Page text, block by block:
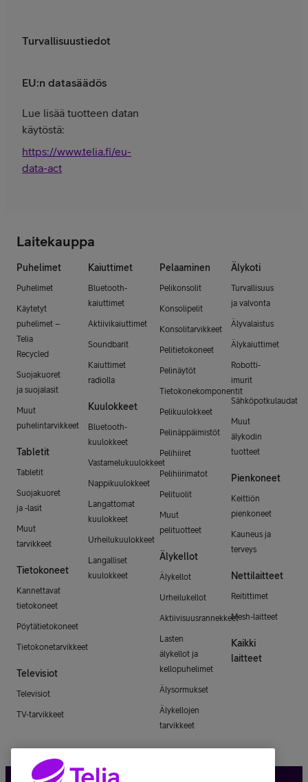
Turvallisuustiedot
EU:n datasäädös
Lue lisää tuotteen datan
käytöstä:
https://www.telia.fi/eu-
data-act
Laitekauppa
Puhelimet
Puhelimet
Käytetyt
puhelimet –
Telia
Recycled
Suojakuoret
ja suojalasit
Muut
puhelintarvikkeet
Tabletit
Tabletit
Suojakuoret
ja -lasit
Muut
tarvikkeet
Tietokoneet
Kannettavat
tietokoneet
Pöytätietokoneet
Tietokonetarvikkeet
Televisiot
Televisiot
TV-tarvikkeet
Kaiuttimet
Bluetooth-
kaiuttimet
Aktiivikaiuttimet
Soundbarit
Kaiuttimet
radiolla
Kuulokkeet
Bluetooth-
kuulokkeet
Vastamelukuulokkeet
Nappikuulokkeet
Langattomat
kuulokkeet
Urheilukuulokkeet
Langalliset
kuulokkeet
Pelaaminen
Pelikonsolit
Konsolipelit
Konsolitarvikkeet
Pelitietokoneet
Pelinäytöt
Tietokonekomponentit
Pelikuulokkeet
Pelinäppäimistöt
Pelihiiret
Pelihiirimatot
Pelituolit
Muut
pelituotteet
Älykellot
Älykellot
Urheilukellot
Aktiivisuusrannekkeet
Lasten
älykellot ja
kellopuhelimet
Älysormukset
Älykellojen
tarvikkeet
Älykoti
Turvallisuus
ja valvonta
Älyvalaistus
Älykaiuttimet
Robotti-
imurit
Sähköpotkulaudat
Muut
älykodin
tuotteet
Pienkoneet
Keittiön
pienkoneet
Kauneus ja
terveys
Nettilaitteet
Reitittimet
Mesh-laitteet
Kaikki
laitteet